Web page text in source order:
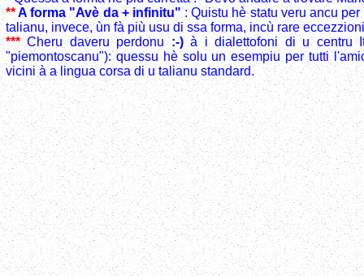
**A forma "Avè da + infinitu": Quistu hè statu veru ancu
talianu, invece, ùn fà più usu di ssa forma, incù rare
***Cheru daveru perdonu:-)à i dialettofoni di u centru
"piemontoscanu"): quessu hè solu un esempiu per tutti
vicini à a lingua corsa di u talianu standard.